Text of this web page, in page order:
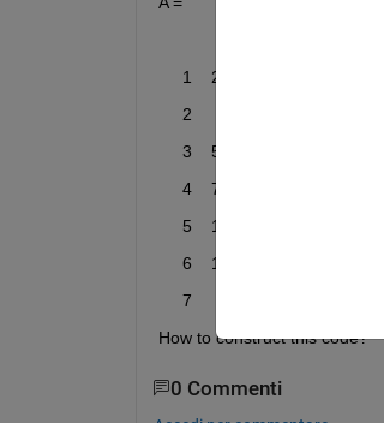
     1    23
     2     9
     3    55
     4    78
     5    16
     6    11
     7     1
How to construct this code?
0 Commenti